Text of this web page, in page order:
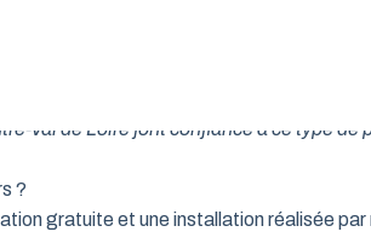
Val de Loire font confiance à ce type
?
gratuite et une installation réalisée